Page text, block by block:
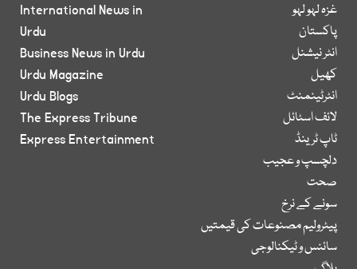
غزہ لہو لہو
پاکستان
انٹر نیشنل
کھیل
انٹرٹینمنٹ
لائف اسٹائل
ٹاپ ٹرینڈ
دلچسپ و عجیب
صحت
سونے کے نرخ
پیٹرولیم مصنوعات کی قیمتیں
سائنس و ٹیکنالوجی
International News in
Urdu
Business News in Urdu
Urdu Magazine
Urdu Blogs
The Express Tribune
Express Entertainment